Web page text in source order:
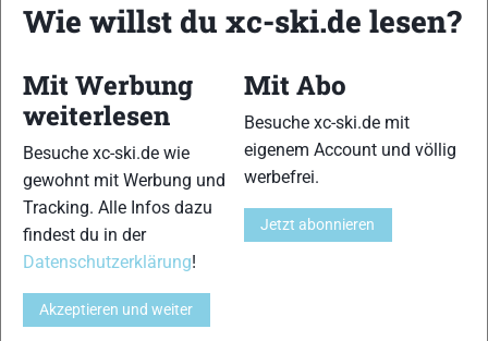
daran, dass praktisch alle
nennenswerten Skimarathons,
zumindest in Zentraleuropa, einfach
relativ leichte bis sehr leichte Profile
aufweisen mit ausgedehnten
Flachstücken und wenigen
anspruchsvollen Anstiegen. Es gibt
einfach keine Marathons welche der
klassischen Laufweise, zumindest für
die Jedermänner, einen klaren Vorteil
Wie willst du xc-ski.de lesen?
Mit Werbung
weiterlesen
Besuche xc-ski.de wie
gewohnt mit Werbung und
Tracking. Alle Infos dazu
findest du in der
Datenschutzerklärung!
Akzeptieren und weiter
Mit Abo
Besuche xc-ski.de mit
eigenem Account und völlig
werbefrei.
Jetzt abonnieren